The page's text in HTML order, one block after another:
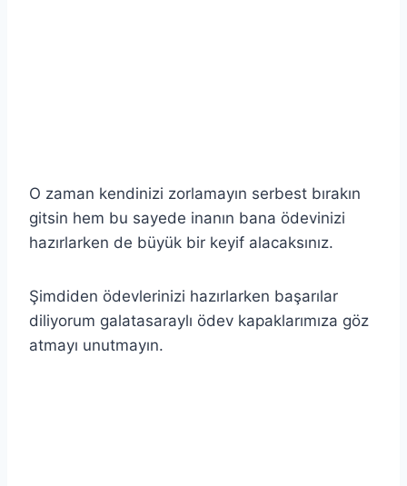
O zaman kendinizi zorlamayın serbest bırakın
gitsin hem bu sayede inanın bana ödevinizi
hazırlarken de büyük bir keyif alacaksınız.
Şimdiden ödevlerinizi hazırlarken başarılar
diliyorum galatasaraylı ödev kapaklarımıza göz
atmayı unutmayın.